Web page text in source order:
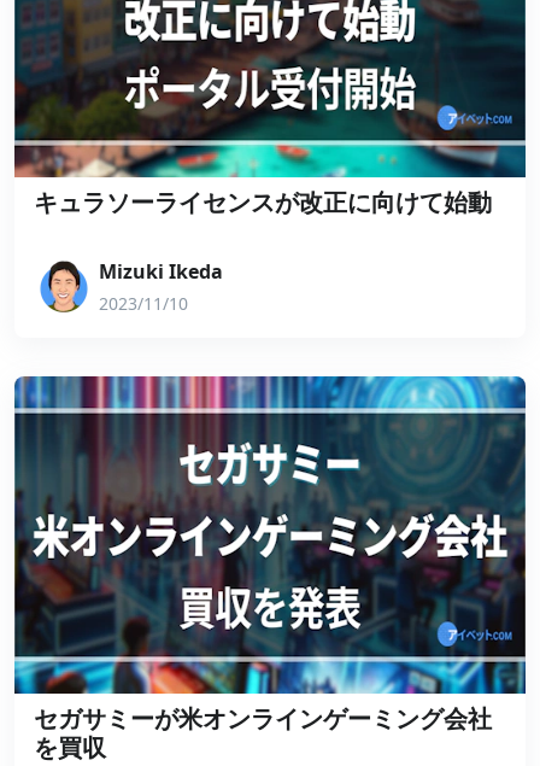
キュラソーライセンスが改正に向けて始動
Mizuki Ikeda
2023/11/10
セガサミーが米オンラインゲーミング会社
を買収